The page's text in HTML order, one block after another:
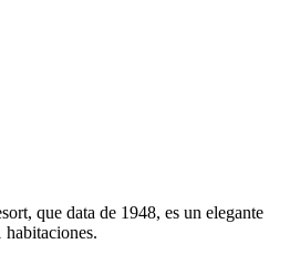
que data de 1948, es un elegante
habitaciones.